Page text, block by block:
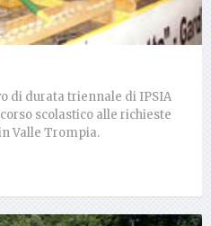
di durata triennale di IPSIA
scolastico alle richieste
Valle Trompia.